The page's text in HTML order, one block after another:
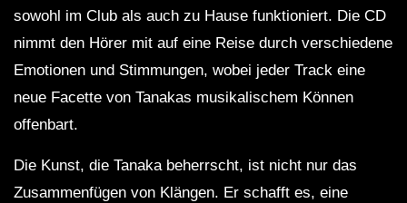
Lorenzo Raganzini | HEX Berlin
31072022 at Anomalie Art Club
sowohl im Club als auch zu Hause funktioniert. Die CD
nimmt den Hörer mit auf eine Reise durch verschiedene
Emotionen und Stimmungen, wobei jeder Track eine
neue Facette von Tanakas musikalischem Können
offenbart.
Die Kunst, die Tanaka beherrscht, ist nicht nur das
Zusammenfügen von Klängen. Er schafft es, eine